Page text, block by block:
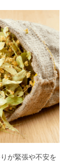
が緊張や不安を